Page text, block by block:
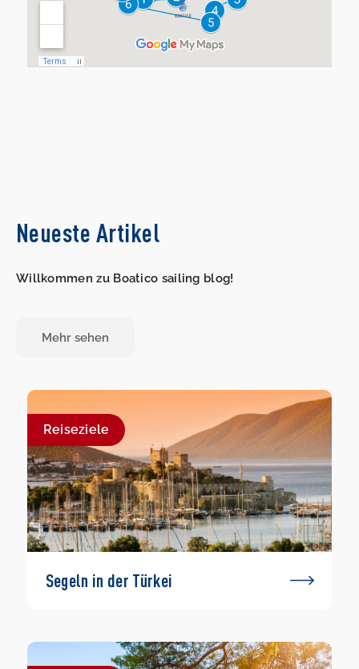
Neueste Artikel
Willkommen zu Boatico sailing blog!
Mehr sehen
Reiseziele
Segeln in der Türkei